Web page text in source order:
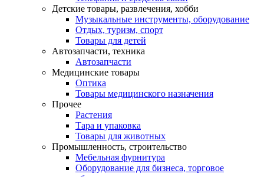
Детские товары, развлечения, хобби
Музыкальные инструменты, оборудование
Отдых, туризм, спорт
Товары для детей
Автозапчасти, техника
Автозапчасти
Медицинские товары
Оптика
Товары медицинского назначения
Прочее
Растения
Тара и упаковка
Товары для животных
Промышленность, строительство
Мебельная фурнитура
Оборудование для бизнеса, торговое